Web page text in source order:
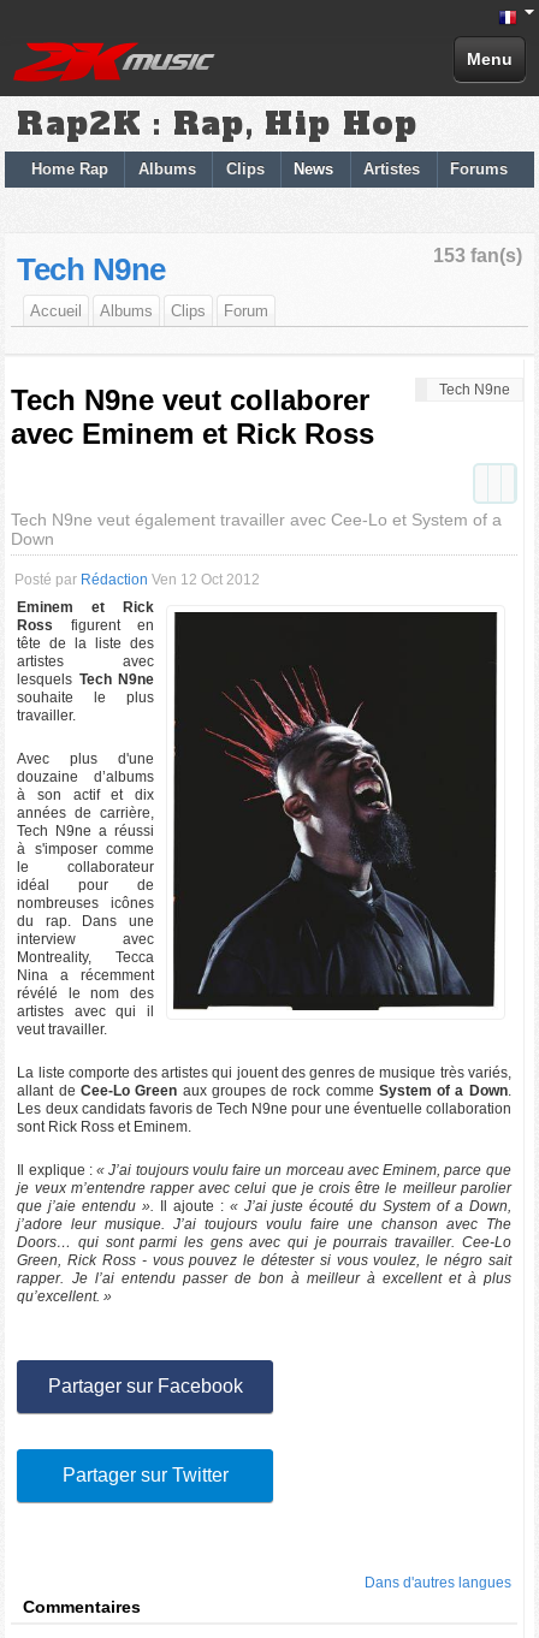
Menu
Rap2K : Rap, Hip Hop
Home Rap Albums Clips News Artistes Forums
153 fan(s)
Tech N9ne
Accueil Albums Clips Forum
Tech N9ne
Tech N9ne veut collaborer
avec Eminem et Rick Ross
Tech N9ne veut également travailler avec Cee-Lo et System of a
Down
Posté par Rédaction Ven 12 Oct 2012
Eminem et Rick
Ross
figurent en
tête de la liste des
artistes avec
lesquels Tech N9ne
souhaite le plus
travailler.
Avec plus d'une
douzaine d’albums
à son actif et dix
années de carrière,
Tech N9ne a réussi
à s'imposer comme
le collaborateur
idéal pour de
nombreuses icônes
du rap. Dans une
interview avec
Montreality, Tecca
Nina a récemment
révélé le nom des
artistes avec qui il
veut travailler.
La liste comporte des artistes qui jouent des genres de musique très variés,
allant de Cee-Lo Green aux groupes de rock comme System of a Down.
Les deux candidats favoris de Tech N9ne pour une éventuelle collaboration
sont Rick Ross et Eminem.
Il explique :« J’ai toujours voulu faire un morceau avec Eminem, parce que
je veux m’entendre rapper avec celui que je crois être le meilleur parolier
que j’aie entendu ». Il ajoute : « J’ai juste écouté du System of a Down,
j’adore leur musique. J’ai toujours voulu faire une chanson avec The
Doors… qui sont parmi les gens avec qui je pourrais travailler. Cee-Lo
Green, Rick Ross - vous pouvez le détester si vous voulez, le négro sait
rapper. Je l’ai entendu passer de bon à meilleur à excellent et à plus
qu’excellent. »
Partager sur Facebook
Partager sur Twitter
Dans d'autres langues
Commentaires